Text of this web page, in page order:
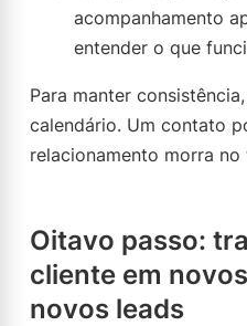
acompanhamento
entender o que
Para manter
calendário. Um contato
relacionamento morra no
Oitavo passo:
cliente em
novos leads